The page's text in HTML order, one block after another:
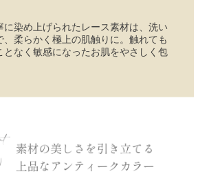
に染め上げられたレース素材は、洗い
、柔らかく極上の肌触りに。触れても
となく敏感になったお肌をやさしく包